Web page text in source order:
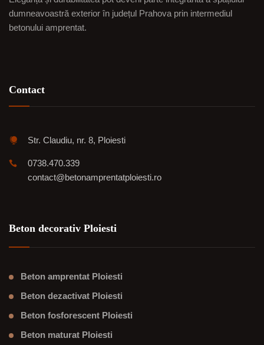
dumneavoastră exterior în județul Prahova prin intermediul
betonului amprentat.
Contact
Str. Claudiu, nr. 8, Ploiesti
0738.470.339
contact@betonamprentatploiesti.ro
Beton decorativ Ploiesti
Beton amprentat Ploiesti
Beton dezactivat Ploiesti
Beton fosforescent Ploiesti
Beton maturat Ploiesti